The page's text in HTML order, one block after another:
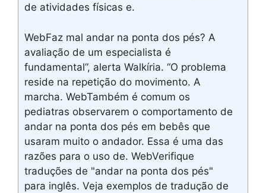
de atividades físicas e.
WebFaz mal andar na ponta dos pés? A
avaliação de um especialista é
fundamental”, alerta Walkíria. “O problema
reside na repetição do movimento. A
marcha. WebTambém é comum os
pediatras observarem o comportamento de
andar na ponta dos pés em bebês que
usaram muito o andador. Essa é uma das
razões para o uso de. WebVerifique
traduções de "andar na ponta dos pés"
para inglês. Veja exemplos de tradução de